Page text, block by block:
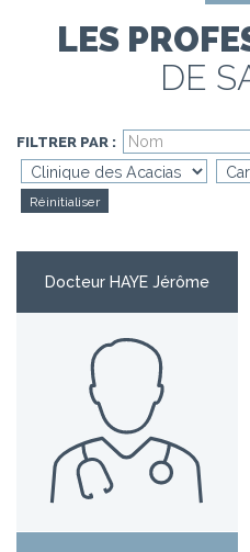
LES
DE
FILTRER PAR :
Réinitialiser
Docteur HAYE Jérôme